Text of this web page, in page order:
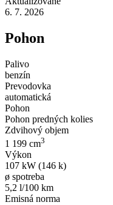
6. 7. 2026
Pohon
Palivo
benzín
Prevodovka
automatická
Pohon
Pohon predných kolies
Zdvihový objem
1 199 cm3
Výkon
107 kW (146 k)
ø spotreba
5,2 l/100 km
Emisná norma